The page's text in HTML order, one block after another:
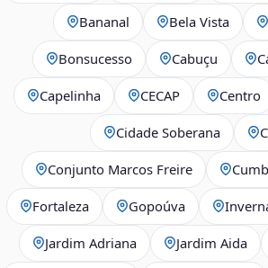
Bananal Bela Vista
Bonsucesso Cabuçu
Capelinha CECAP Centro
Cidade Soberana
Conjunto Marcos Freire
Fortaleza Gopoúva
Jardim Adriana Jardim Aida